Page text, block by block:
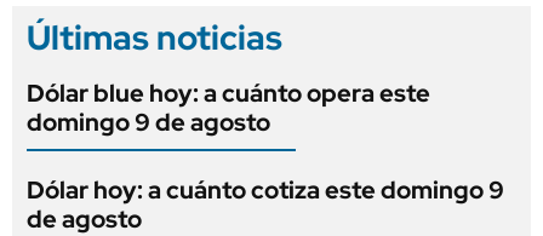
Últimas noticias
Dólar blue hoy: a cuánto opera este
domingo 9 de agosto
Dólar hoy: a cuánto cotiza este domingo 9
de agosto